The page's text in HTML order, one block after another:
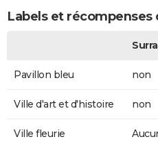
Labels et récompenses
Pavillon bleu non
Ville d'art et d'histoire non
Ville fleurie